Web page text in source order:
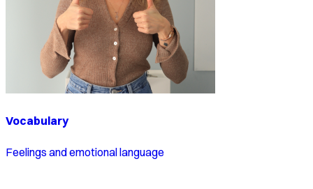
Vocabulary
Feelings and emotional language